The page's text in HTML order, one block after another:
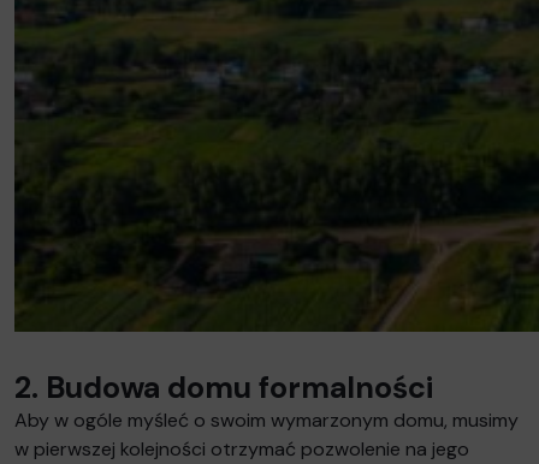
2. Budowa domu formalności
Aby w ogóle myśleć o swoim wymarzonym domu, musimy
w pierwszej kolejności otrzymać pozwolenie na jego